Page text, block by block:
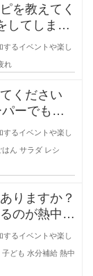
を教えてく
してしまう
るイベントや楽し
れ
ください
ーでも安
るイベントや楽し
はん サラダ レシ
りますか？
のが熱中症
るイベントや楽し
子ども 水分補給 熱中